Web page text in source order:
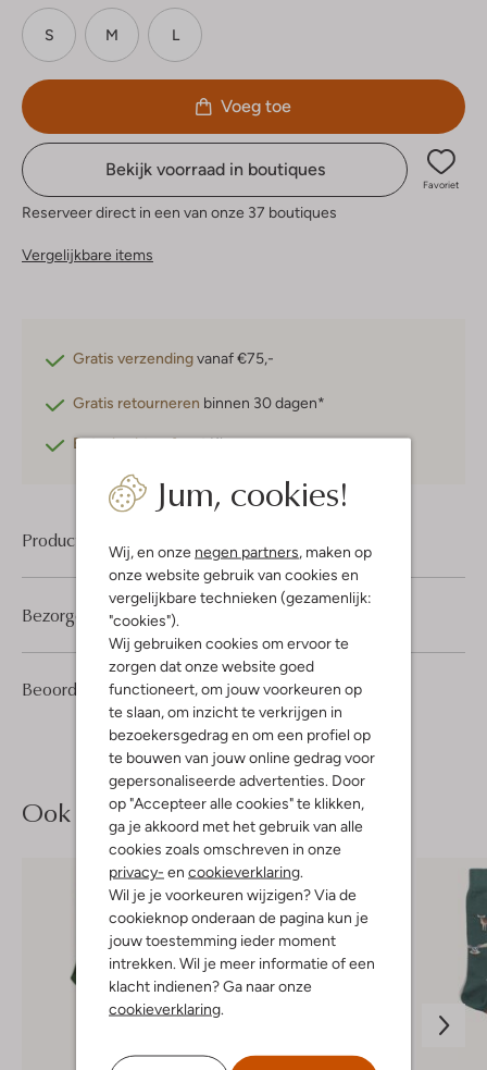
Jum, cookies!
Wij, en onze negen partners, maken op
onze website gebruik van cookies en
vergelijkbare technieken (gezamenlijk:
"cookies").
Wij gebruiken cookies om ervoor te
zorgen dat onze website goed
functioneert, om jouw voorkeuren op
te slaan, om inzicht te verkrijgen in
bezoekersgedrag en om een profiel op
te bouwen van jouw online gedrag voor
gepersonaliseerde advertenties. Door
op "Accepteer alle cookies" te klikken,
ga je akkoord met het gebruik van alle
cookies zoals omschreven in onze
privacy- en cookieverklaring.
Wil je je voorkeuren wijzigen? Via de
cookieknop onderaan de pagina kun je
jouw toestemming ieder moment
intrekken. Wil je meer informatie of een
klacht indienen? Ga naar onze
cookieverklaring.
S M L
Voeg toe
Bekijk voorraad in boutiques
Favoriet
Reserveer direct in een van onze 37 boutiques
Vergelijkbare items
Gratis verzendingvanaf €75,-
Gratis retourneren binnen 30 dagen*
Betaal achterafmet Klarna
Product informatie
Beoordelingen (1) 5/5
1
5
Sterren
Bezorgen & retourneren
Ook iets voor jou?